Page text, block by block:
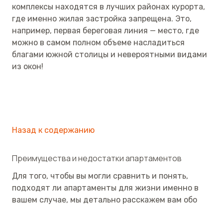
комплексы находятся в лучших районах курорта,
где именно жилая застройка запрещена. Это,
например, первая береговая линия — место, где
можно в самом полном объеме насладиться
благами южной столицы и невероятными видами
из окон!
Назад к содержанию
Преимущества и недостатки апартаментов
Для того, чтобы вы могли сравнить и понять,
подходят ли апартаменты для жизни именно в
вашем случае, мы детально расскажем вам обо